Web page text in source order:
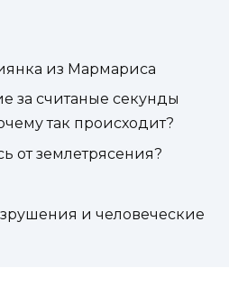
из Мармариса
за считаные секунды
так происходит?
от землетрясения?
и человеческие